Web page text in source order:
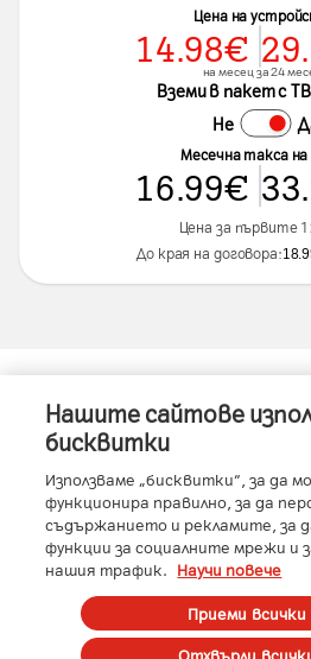
Цена на
14.98€
на месец за 24
Вземи в пакет с
Не
Месечна такса на
16.99€
Цена за първите
До края на договора:
Информация за
Характеристики
Памет:512 GB
RAM
Производител:Honor
Условия
Нашите сайтове
бисквитки
Използваме „бисквитки“, за да
функционира правилно, за да
съдържанието и рекламите, за
функции за социалните мрежи и
нашия трафик. Научи повече
Отхвърли
Приеми всички